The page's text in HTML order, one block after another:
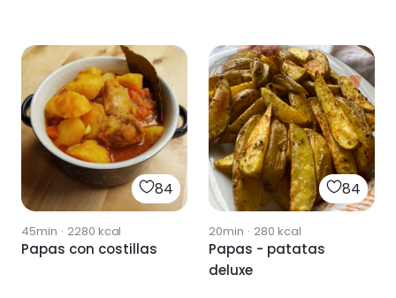
84
45min · 2280 kcal
Papas con costillas
84
20min · 280 kcal
Papas - patatas
deluxe